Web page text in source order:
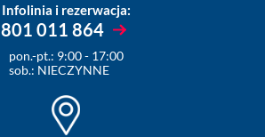
Infolinia i rezerwacja:
801 011 864
pon.-pt.: 9:00 - 17:00
sob.: NIECZYNNE